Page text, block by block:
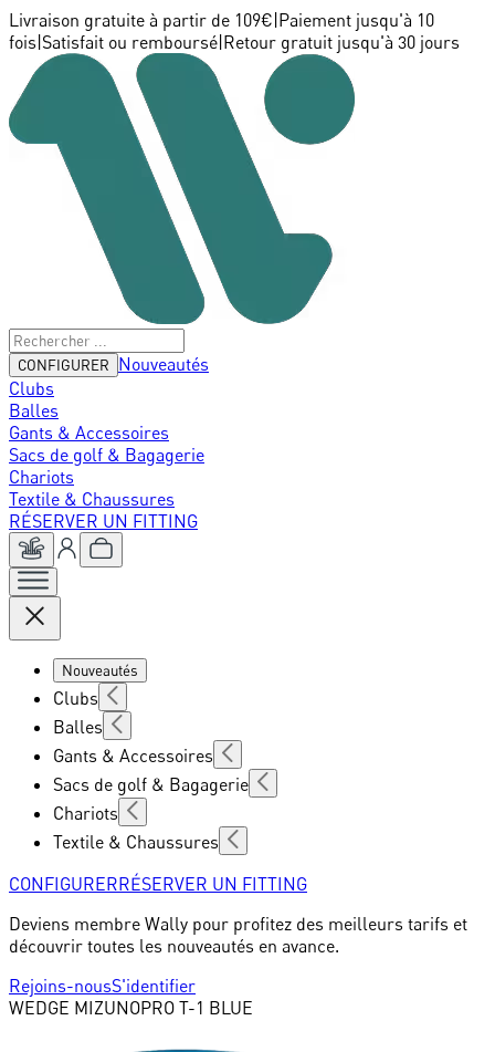
Livraison gratuite à partir de 109€ Paiement jusqu'à 10
fois Satisfait ou remboursé Retour gratuit jusqu'à 30 jours
CONFIGURER
Nouveautés
Clubs
Balles
Gants & Accessoires
Sacs de golf & Bagagerie
Chariots
Textile & Chaussures
RÉSERVER UN FITTING
Nouveautés
Clubs
Balles
Gants & Accessoires
Sacs de golf & Bagagerie
Chariots
Textile & Chaussures
CONFIGURERRÉSERVER UN FITTING
Deviens membre Wally pour profitez des meilleurs tarifs et
découvrir toutes les nouveautés en avance.
Rejoins-nousS'identifier
WEDGE MIZUNOPRO T-1 BLUE